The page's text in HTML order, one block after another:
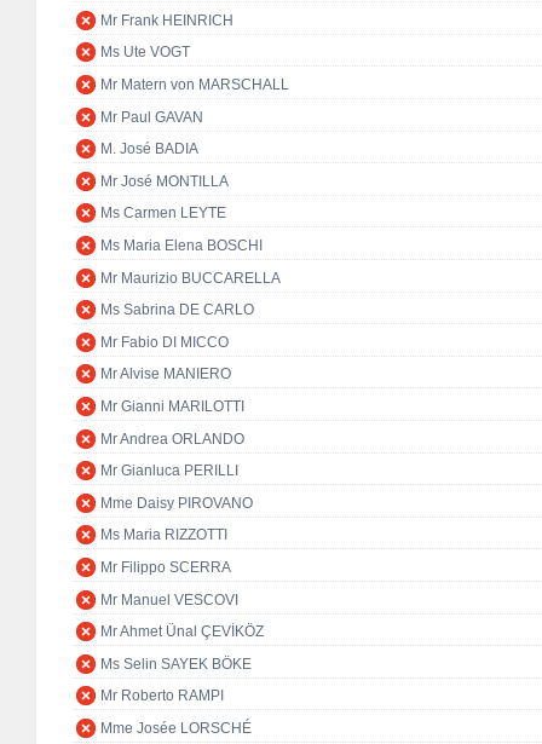
Mr Frank HEINRICH
Ms Ute VOGT
Mr Matern von MARSCHALL
Mr Paul GAVAN
M. José BADIA
Mr José MONTILLA
Ms Carmen LEYTE
Ms Maria Elena BOSCHI
Mr Maurizio BUCCARELLA
Ms Sabrina DE CARLO
Mr Fabio DI MICCO
Mr Alvise MANIERO
Mr Gianni MARILOTTI
Mr Andrea ORLANDO
Mr Gianluca PERILLI
Mme Daisy PIROVANO
Ms Maria RIZZOTTI
Mr Filippo SCERRA
Mr Manuel VESCOVI
Mr Ahmet Ünal ÇEVİKÖZ
Ms Selin SAYEK BÖKE
Mr Roberto RAMPI
Mme Josée LORSCHÉ